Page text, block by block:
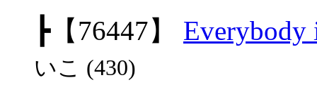
┣【76447】 Everybody
いこ (430)